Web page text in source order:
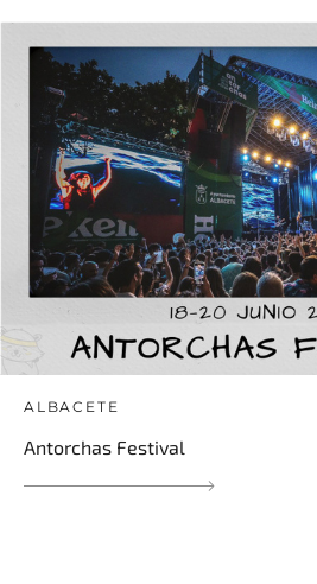
ALBACETE
Antorchas Festival